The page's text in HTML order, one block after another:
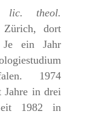
lic. theol.
dort
Je ein Jahr
1974
Jahre in drei
1982 in